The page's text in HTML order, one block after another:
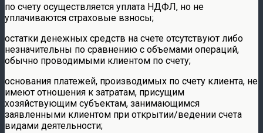
по счету осуществляется уплата НДФЛ, но не
уплачиваются страховые взносы;
остатки денежных средств на счете отсутствуют либо
незначительны по сравнению с объемами операций,
обычно проводимыми клиентом по счету;
основания платежей, производимых по счету клиента, не
имеют отношения к затратам, присущим
хозяйствующим субъектам, занимающимся
заявленными клиентом при открытии/ведении счета
видами деятельности;